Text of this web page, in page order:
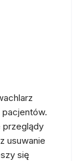
przeglądy
usuwanie
się